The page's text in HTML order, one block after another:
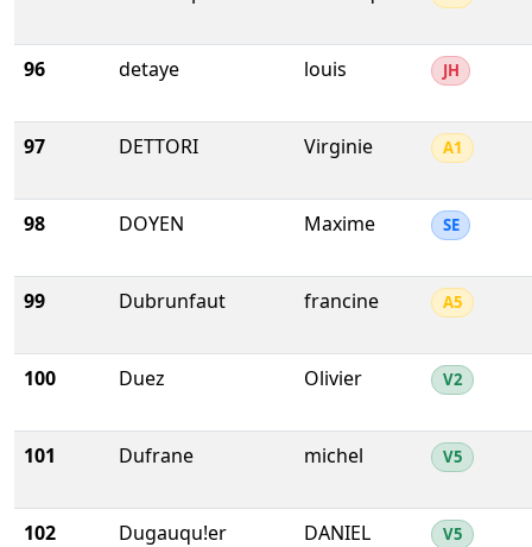
96 detaye louis JH
97 DETTORI Virginie A1
98 DOYEN Maxime SE
99 Dubrunfaut francine A5
100 Duez Olivier V2
101 Dufrane michel V5
102 Dugauqu!er DANIEL V5